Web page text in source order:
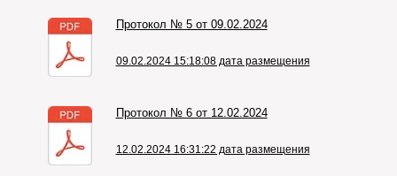
Протокол № 5 от 09.02.2024
09.02.2024 15:18:08 дата размещения
Протокол № 6 от 12.02.2024
12.02.2024 16:31:22 дата размещения